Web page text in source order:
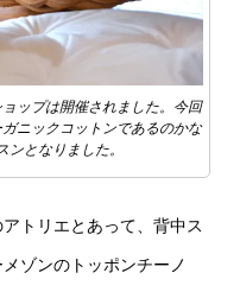
ップは開催されました。今回
ニックコットンであるのかな
ンとなりました。
トリエとあって、背中ス
ゾンのトッポンチーノ